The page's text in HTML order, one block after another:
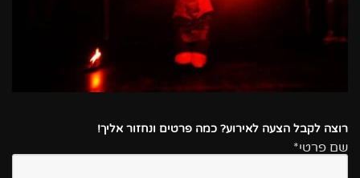
רוצה לקבל הצעה לאירוע? כמה פרטים ונחזור אליך!
שם פרטי*